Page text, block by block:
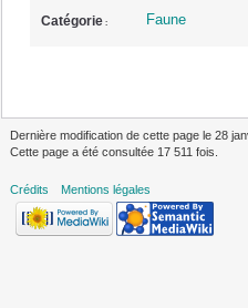
Catégorie : Faune
Dernière modification de cette page le 28
Cette page a été consultée 17 511 fois.
Crédits Mentions légales